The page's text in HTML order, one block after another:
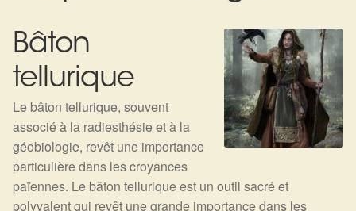
Nouveautés
Bijoux
Bolas
Bracelets
Panier
Search
for:
Bâton
tellurique
Le bâton tellurique, souvent
associé à la radiesthésie et à la
géobiologie, revêt une importance
particulière dans les croyances
païennes. Le bâton tellurique est un outil sacré et
polyvalent qui revêt une grande importance dans les